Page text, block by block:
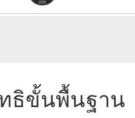
ธิขั้นพื้นฐาน